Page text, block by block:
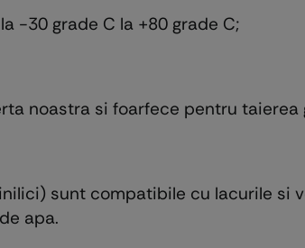
-30 grade C la +80 grade C;
noastra si foarfece pentru taierea
sunt compatibile cu lacurile si
apa.